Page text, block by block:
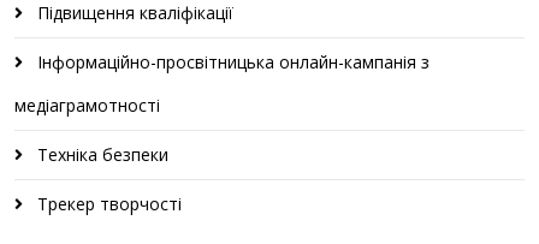
Підвищення кваліфікації
Інформаційно-просвітницька онлайн-кампанія з
медіаграмотності
Техніка безпеки
Трекер творчості